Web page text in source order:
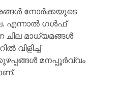
നോർക്കയുടെ
എന്നാല്‍ ഗൾഫ്
ചില മാധ്യമങ്ങൾ
വിളിച്ച്
മനപ്പൂർവ്വം